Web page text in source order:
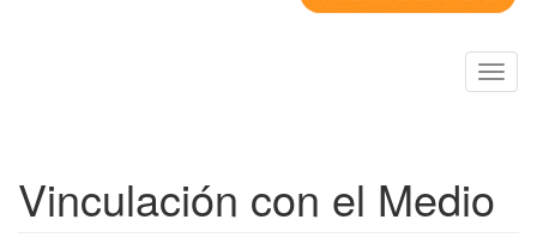
Vinculación con el Medio